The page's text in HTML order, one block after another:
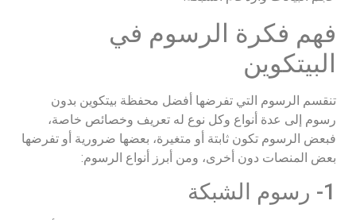
فهم فكرة الرسوم في
البيتكوين
تنقسم الرسوم التي تفرضها أفضل محفظة بيتكوين بدون
رسوم إلى عدة أنواع وكل نوع له تعريف وخصائص خاصة،
فبعض الرسوم تكون ثابتة أو متغيرة، بعضها ضرورية أو تفرضها
بعض المنصات دون أخرى، ومن أبرز أنواع الرسوم:
1- رسوم الشبكة